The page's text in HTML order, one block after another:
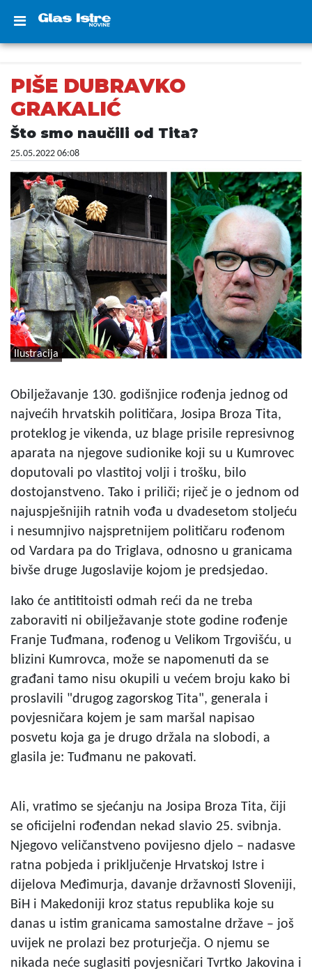
PIŠE DUBRAVKO
GRAKALIĆ
Što smo naučili od Tita?
25.05.2022 06:08
Ilustracija
Obilježavanje 130. godišnjice rođenja jednog od
najvećih hrvatskih političara, Josipa Broza Tita,
proteklog je vikenda, uz blage prisile represivnog
aparata na njegove sudionike koji su u Kumrovec
doputovali po vlastitoj volji i trošku, bilo
dostojanstveno. Tako i priliči; riječ je o jednom od
najuspješnijih ratnih vođa u dvadesetom stoljeću
i nesumnjivo najspretnijem političaru rođenom
od Vardara pa do Triglava, odnosno u granicama
bivše druge Jugoslavije kojom je predsjedao.
Iako će antititoisti odmah reći da ne treba
zaboraviti ni obilježavanje stote godine rođenje
Franje Tuđmana, rođenog u Velikom Trgovišću, u
blizini Kumrovca, može se napomenuti da se
građani tamo nisu okupili u većem broju kako bi
proslavili "drugog zagorskog Tita", generala i
povjesničara kojem je sam maršal napisao
posvetu koja ga je drugo držala na slobodi, a
glasila je: Tuđmanu ne pakovati.
Ali, vratimo se sjećanju na Josipa Broza Tita, čiji
se oficijelni rođendan nekad slavio 25. svibnja.
Njegovo veličanstveno povijesno djelo – nadasve
ratna pobjeda i priključenje Hrvatskoj Istre i
dijelova Međimurja, davanje državnosti Sloveniji,
BiH i Makedoniji kroz status republika koje su
danas u istim granicama samostalne države – još
uvijek ne prolazi bez proturječja. O njemu se
nikada neće suglasiti povjesničari Tvrtko Jakovina i